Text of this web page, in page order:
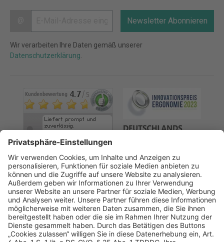
Newsletter Abonnieren
Wir verarbeiten Ihre Daten gemäß unserer
Datenschutzerklärung